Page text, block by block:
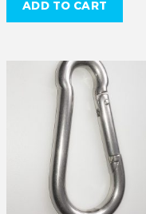
ADD TO CART